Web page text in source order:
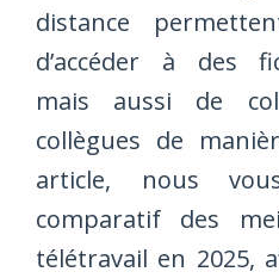
distance
d’accéder à des
mais aussi de
collègues de
article, nous
comparatif des
télétravail en 2025,